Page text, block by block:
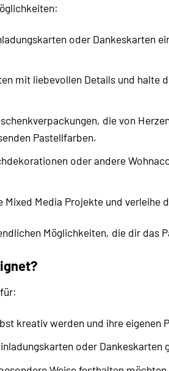
oder Dankeskarten
mit liebevollen Details und halte
die von
Pastellfarben.
oder andere
Media Projekte und verleihe
Möglichkeiten, die dir das
kreativ werden und ihre eigenen
oder Dankeskarten